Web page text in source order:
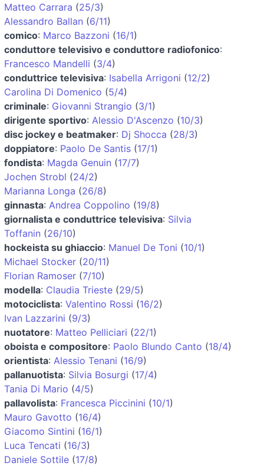
Matteo Carrara (25/3)
Alessandro Ballan (6/11)
comico: Marco Bazzoni (16/1)
conduttore televisivo e conduttore radiofonico:
Francesco Mandelli (3/4)
conduttrice televisiva: Isabella Arrigoni (12/2)
Carolina Di Domenico (5/4)
criminale: Giovanni Strangio (3/1)
dirigente sportivo: Alessio D'Ascenzo (10/3)
disc jockey e beatmaker: Dj Shocca (28/3)
doppiatore: Paolo De Santis (17/1)
fondista: Magda Genuin (17/7)
Jochen Strobl (24/2)
Marianna Longa (26/8)
ginnasta: Andrea Coppolino (19/8)
giornalista e conduttrice televisiva: Silvia
Toffanin (26/10)
hockeista su ghiaccio: Manuel De Toni (10/1)
Michael Stocker (20/11)
Florian Ramoser (7/10)
modella: Claudia Trieste (29/5)
motociclista: Valentino Rossi (16/2)
Ivan Lazzarini (9/3)
nuotatore: Matteo Pelliciari (22/1)
oboista e compositore: Paolo Blundo Canto (18/4)
orientista: Alessio Tenani (16/9)
pallanuotista: Silvia Bosurgi (17/4)
Tania Di Mario (4/5)
pallavolista: Francesca Piccinini (10/1)
Mauro Gavotto (16/4)
Giacomo Sintini (16/1)
Luca Tencati (16/3)
Daniele Sottile (17/8)